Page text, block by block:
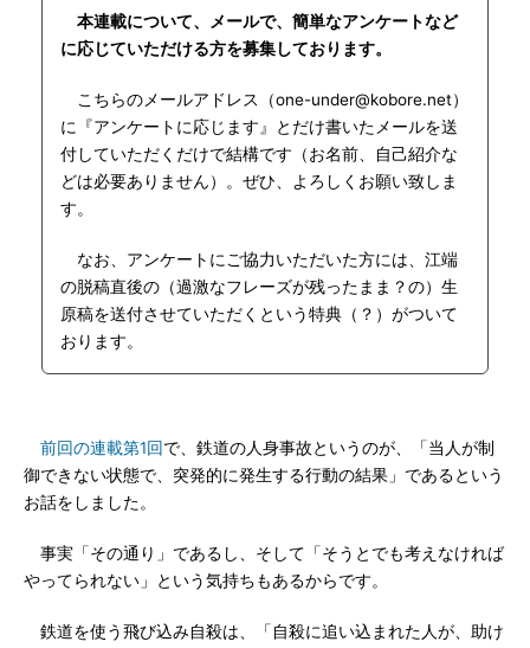
本連載について、メールで、簡単なアンケートなど
に応じていただける方を募集しております。
こちらのメールアドレス（one-under@kobore.net）
に『アンケートに応じます』とだけ書いたメールを送
付していただくだけで結構です（お名前、自己紹介な
どは必要ありません）。ぜひ、よろしくお願い致しま
す。
なお、アンケートにご協力いただいた方には、江端
の脱稿直後の（過激なフレーズが残ったまま？の）生
原稿を送付させていただくという特典（？）がついて
おります。
前回の連載第1回で、鉄道の人身事故というのが、「当人が制
御できない状態で、突発的に発生する行動の結果」であるという
お話をしました。
事実「その通り」であるし、そして「そうとでも考えなければ
やってられない」という気持ちもあるからです。
鉄道を使う飛び込み自殺は、「自殺に追い込まれた人が、助け